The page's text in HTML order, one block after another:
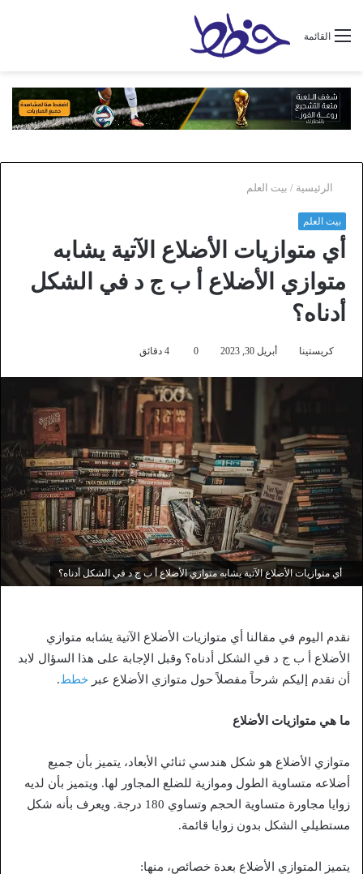
القائمة
الرئيسية / بيت العلم
بيت العلم
أي متوازيات الأضلاع الآتية يشابه
متوازي الأضلاع أ ب ج د في الشكل
أدناه؟
كريستينا أبريل 30, 2023 0
أي متوازيات الأضلاع الآتية يشابه متوازي الأضلاع أ ب ج د في الشكل أدناه؟
نقدم اليوم في مقالنا أي متوازيات الأضلاع الآتية يشابه متوازي
الأضلاع أ ب ج د في الشكل أدناه؟ وقبل الإجابة على هذا السؤال لابد
أن نقدم إليكم شرحاً مفصلاً حول متوازي الأضلاع عبر خطط.
ما هي متوازيات الأضلاع
متوازي الأضلاع هو شكل هندسي ثنائي الأبعاد، يتميز بأن جميع
أضلاعه متساوية الطول وموازية للضلع المجاور لها. ويتميز بأن لديه
زوايا مجاورة متساوية الحجم وتساوي 180 درجة. ويعرف بأنه شكل
مستطيلي الشكل بدون زوايا قائمة.
يتميز المتوازي الأضلاع بعدة خصائص، منها: